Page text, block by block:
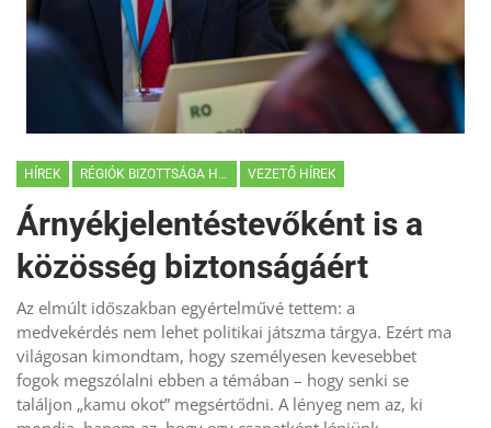
HÍREK RÉGIÓK BIZOTTSÁGA HÍREK VEZETŐ HÍREK
Árnyékjelentéstevőként is a
közösség biztonságáért
Az elmúlt időszakban egyértelművé tettem: a
medvekérdés nem lehet politikai játszma tárgya. Ezért ma
világosan kimondtam, hogy személyesen kevesebbet
fogok megszólalni ebben a témában – hogy senki se
találjon „kamu okot” megsértődni. A lényeg nem az, ki